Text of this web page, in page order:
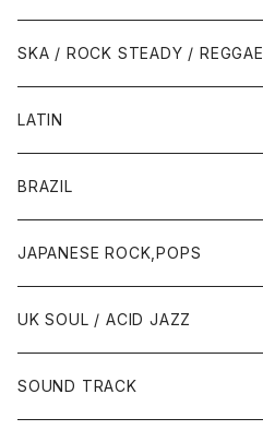
SKA / ROCK STEADY / REGGAE
LATIN
BRAZIL
JAPANESE ROCK,POPS
UK SOUL / ACID JAZZ
SOUND TRACK